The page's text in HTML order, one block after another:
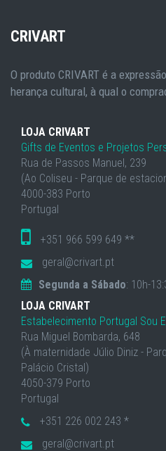
CRIVART
O produto CRIVART é a
herança cultural, à qual o
LOJA CRIVART
Gifts de Eventos e Projetos
Rua de Passos Manuel, 239
(Ao Coliseu - Parque de
4000-383 Porto
Portugal
+351 966 599 649 **
geral@crivart.pt
Segunda a Sábado: 10h-
LOJA CRIVART
Estabelecimento Portugal Sou
Rua Miguel Bombarda, 648
(À maternidade Júlio Diniz -
Palácio Cristal)
4050-379 Porto
Portugal
+351 226 002 243 *
geral@crivart.pt